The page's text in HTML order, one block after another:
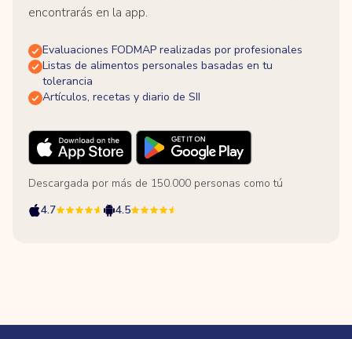
encontrarás en la app.
Evaluaciones FODMAP realizadas por profesionales
Listas de alimentos personales basadas en tu
tolerancia
Artículos, recetas y diario de SII
Descargada por más de 150.000 personas como tú
4.7
4.5